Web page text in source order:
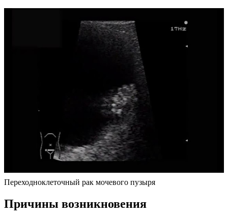
Переходноклеточный рак мочевого пузыря
Причины возникновения